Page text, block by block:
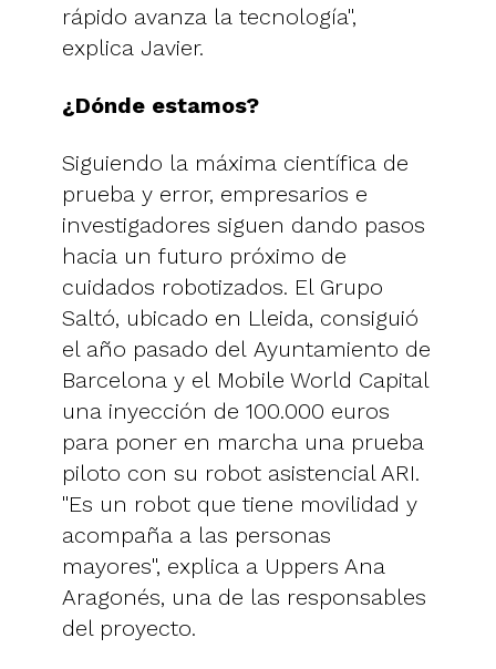
rápido avanza la tecnología",
explica Javier.
¿Dónde estamos?
Siguiendo la máxima científica de
prueba y error, empresarios e
investigadores siguen dando pasos
hacia un futuro próximo de
cuidados robotizados. El Grupo
Saltó, ubicado en Lleida, consiguió
el año pasado del Ayuntamiento de
Barcelona y el Mobile World Capital
una inyección de 100.000 euros
para poner en marcha una prueba
piloto con su robot asistencial ARI.
"Es un robot que tiene movilidad y
acompaña a las personas
mayores", explica a Uppers Ana
Aragonés, una de las responsables
del proyecto.